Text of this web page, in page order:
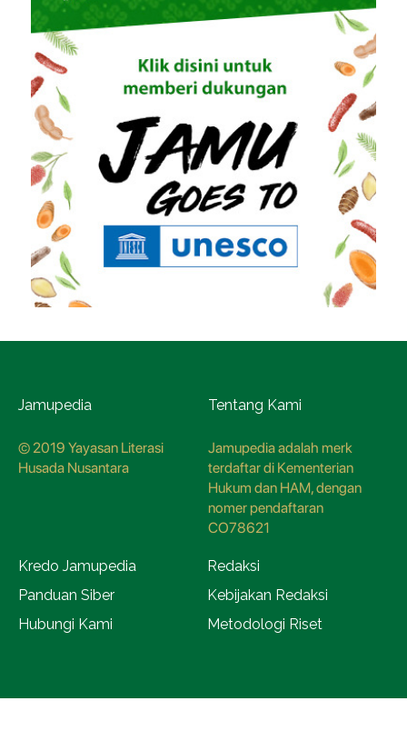
Jamupedia
© 2019 Yayasan Literasi
Husada Nusantara
Tentang Kami
Jamupedia adalah merk
terdaftar di Kementerian
Hukum dan HAM, dengan
nomer pendaftaran
CO78621
Kredo Jamupedia
Redaksi
Panduan Siber
Kebijakan Redaksi
Hubungi Kami
Metodologi Riset